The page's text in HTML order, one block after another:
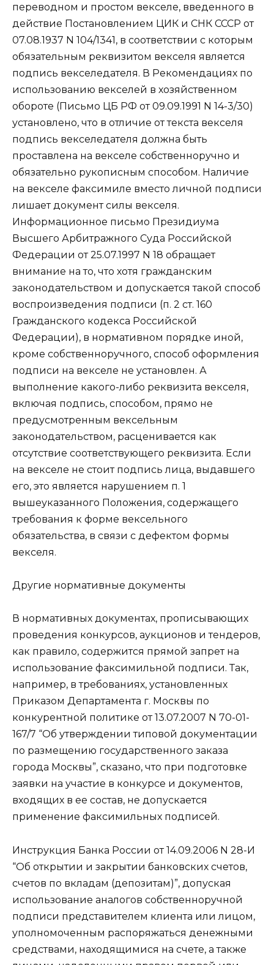
переводном и простом векселе, введенного в
действие Постановлением ЦИК и СНК СССР от
07.08.1937 N 104/1341, в соответствии с которым
обязательным реквизитом векселя является
подпись векселедателя. В Рекомендациях по
использованию векселей в хозяйственном
обороте (Письмо ЦБ РФ от 09.09.1991 N 14-3/30)
установлено, что в отличие от текста векселя
подпись векселедателя должна быть
проставлена на векселе собственноручно и
обязательно рукописным способом. Наличие
на векселе факсимиле вместо личной подписи
лишает документ силы векселя.
Информационное письмо Президиума
Высшего Арбитражного Суда Российской
Федерации от 25.07.1997 N 18 обращает
внимание на то, что хотя гражданским
законодательством и допускается такой способ
воспроизведения подписи (п. 2 ст. 160
Гражданского кодекса Российской
Федерации), в нормативном порядке иной,
кроме собственноручного, способ оформления
подписи на векселе не установлен. А
выполнение какого-либо реквизита векселя,
включая подпись, способом, прямо не
предусмотренным вексельным
законодательством, расценивается как
отсутствие соответствующего реквизита. Если
на векселе не стоит подпись лица, выдавшего
его, это является нарушением п. 1
вышеуказанного Положения, содержащего
требования к форме вексельного
обязательства, в связи с дефектом формы
векселя.
Другие нормативные документы
В нормативных документах, прописывающих
проведения конкурсов, аукционов и тендеров,
как правило, содержится прямой запрет на
использование факсимильной подписи. Так,
например, в требованиях, установленных
Приказом Департамента г. Москвы по
конкурентной политике от 13.07.2007 N 70-01-
167/7 “Об утверждении типовой документации
по размещению государственного заказа
города Москвы”, сказано, что при подготовке
заявки на участие в конкурсе и документов,
входящих в ее состав, не допускается
применение факсимильных подписей.
Инструкция Банка России от 14.09.2006 N 28-И
“Об открытии и закрытии банковских счетов,
счетов по вкладам (депозитам)”, допуская
использование аналогов собственноручной
подписи представителем клиента или лицом,
уполномоченным распоряжаться денежными
средствами, находящимися на счете, а также